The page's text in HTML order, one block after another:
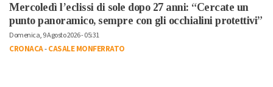
Mercoledì l’eclissi di sole dopo 27 anni: “Cercate un
punto panoramico, sempre con gli occhialini protettivi”
Domenica, 9 Agosto 2026 - 05:31
CRONACA-CASALE MONFERRATO